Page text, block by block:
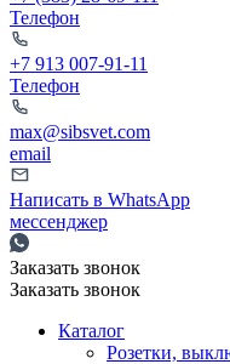
Телефон
+7 913 007-91-11
Телефон
max@sibsvet.com
email
Написать в WhatsApp
мессенджер
Заказать звонок
Заказать звонок
Каталог
Розетки,